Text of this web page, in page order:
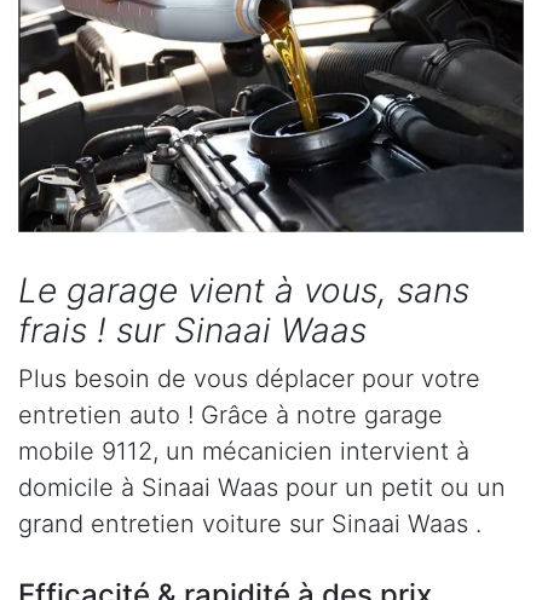
Le garage vient à vous, sans
frais ! sur Sinaai Waas
Plus besoin de vous déplacer pour votre
entretien auto ! Grâce à notre garage
mobile 9112, un mécanicien intervient à
domicile à Sinaai Waas pour un petit ou un
grand entretien voiture sur Sinaai Waas .